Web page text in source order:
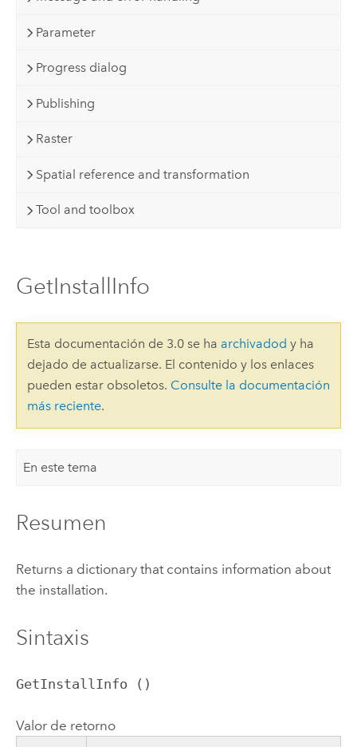
Parameter
Progress dialog
Publishing
Raster
Spatial reference and transformation
Tool and toolbox
GetInstallInfo
Esta documentación de 3.0 se ha archivadod y ha
dejado de actualizarse. El contenido y los enlaces
pueden estar obsoletos. Consulte la documentación
más reciente.
En este tema
Resumen
Returns a dictionary that contains information about
the installation.
Sintaxis
GetInstallInfo ()
Valor de retorno